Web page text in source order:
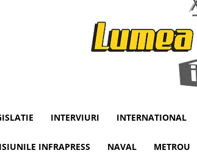
INTERVIURI INTERNATIONAL
INFRAPRESS NAVAL METROU